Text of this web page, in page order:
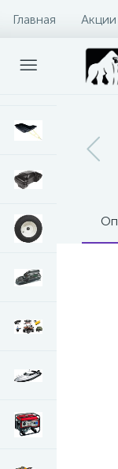
Главная
Оплата и